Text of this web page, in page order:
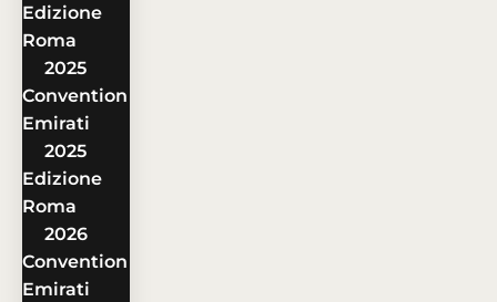
Edizione
Roma
2025
Convention
Emirati
2025
Edizione
Roma
2026
Convention
Emirati